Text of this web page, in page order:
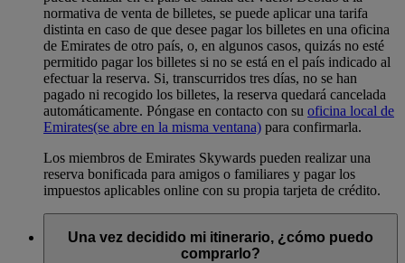
normativa de venta de billetes, se puede aplicar una tarifa
distinta en caso de que desee pagar los billetes en una oficina
de Emirates de otro país, o, en algunos casos, quizás no esté
permitido pagar los billetes si no se está en el país indicado al
efectuar la reserva. Si, transcurridos tres días, no se han
pagado ni recogido los billetes, la reserva quedará cancelada
automáticamente. Póngase en contacto con su oficina local de
Emirates(se abre en la misma ventana) para confirmarla.
Los miembros de Emirates Skywards pueden realizar una
reserva bonificada para amigos o familiares y pagar los
impuestos aplicables online con su propia tarjeta de crédito.
Una vez decidido mi itinerario, ¿cómo puedo
comprarlo?